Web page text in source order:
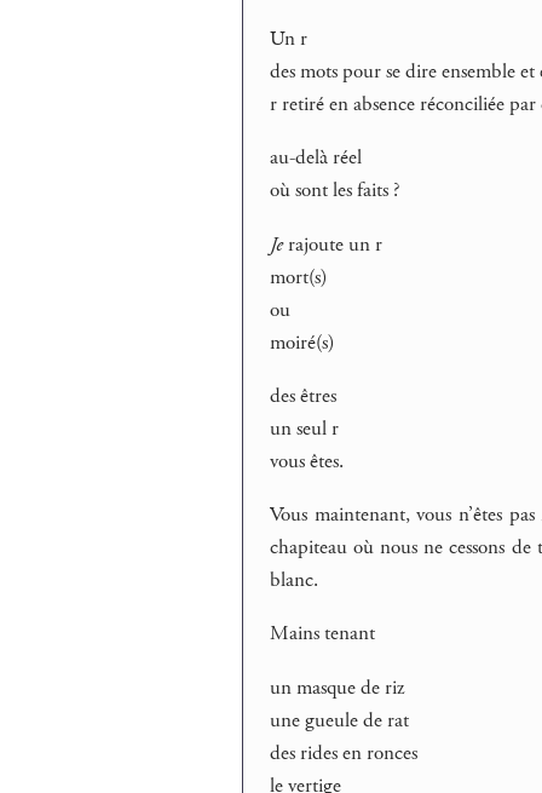
Un r
des mots pour se dire ensemble
r retiré en absence réconciliée par
au-delà réel
où sont les faits ?
Jerajoute un r
mort(s)
ou
moiré(s)
des êtres
un seul r
vous êtes.
Vous maintenant, vous n’êtes
chapiteau où nous ne cessons
blanc.
Mains tenant
un masque de riz
une gueule de rat
des rides en ronces
le vertige